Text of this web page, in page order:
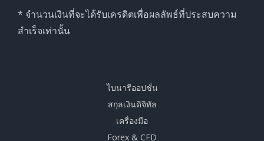
* จำนวนเงินที่จะได้รับเครดิตเพื่อผลลัพธ์ที่ประสบความ
สำเร็จเท่านั้น
ไบนารีออปชั่น
สกุลเงินดิจิทัล
เครื่องมือ
Forex & CFD